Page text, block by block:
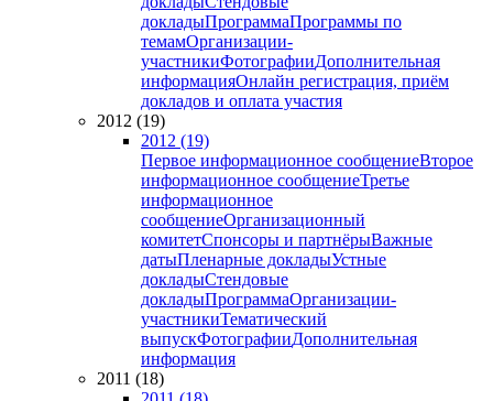
докладыПрограммаПрограммы по
темамОрганизации-
участникиФотографииДополнительная
информацияОнлайн регистрация, приём
докладов и оплата участия
2012 (19)
2012 (19)
Первое информационное сообщениеВторое
информационное сообщениеТретье
информационное
сообщениеОрганизационный
комитетСпонсоры и партнёрыВажные
датыПленарные докладыУстные
докладыСтендовые
докладыПрограммаОрганизации-
участникиТематический
выпускФотографииДополнительная
информация
2011 (18)